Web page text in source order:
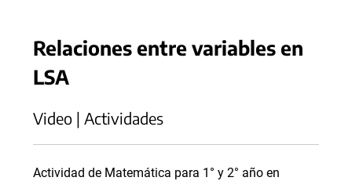
Relaciones entre variables en
LSA
Video | Actividades
Actividad de Matemática para 1° y 2° año en